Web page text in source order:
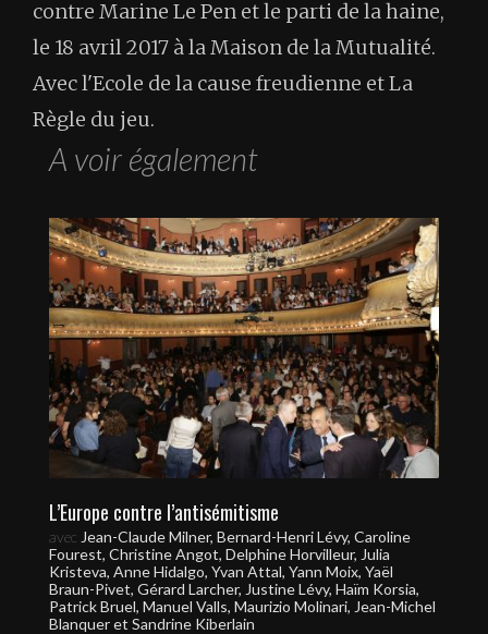
contre Marine Le Pen et le parti de la haine,
le 18 avril 2017 à la Maison de la Mutualité.
Avec l'Ecole de la cause freudienne et La
Règle du jeu.
A voir également
L’Europe contre l’antisémitisme
avec Jean-Claude Milner, Bernard-Henri Lévy, Caroline
Fourest, Christine Angot, Delphine Horvilleur, Julia
Kristeva, Anne Hidalgo, Yvan Attal, Yann Moix, Yaël
Braun-Pivet, Gérard Larcher, Justine Lévy, Haïm Korsia,
Patrick Bruel, Manuel Valls, Maurizio Molinari, Jean-Michel
Blanquer et Sandrine Kiberlain